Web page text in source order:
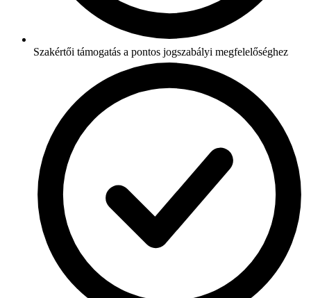
Szakértői támogatás a pontos jogszabályi megfelelőséghez